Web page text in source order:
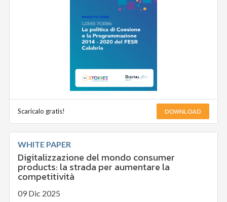
Scaricalo gratis! DOWNLOAD
WHITE PAPER
Digitalizzazione del mondo consumer
products: la strada per aumentare la
competitività
09 Dic 2025